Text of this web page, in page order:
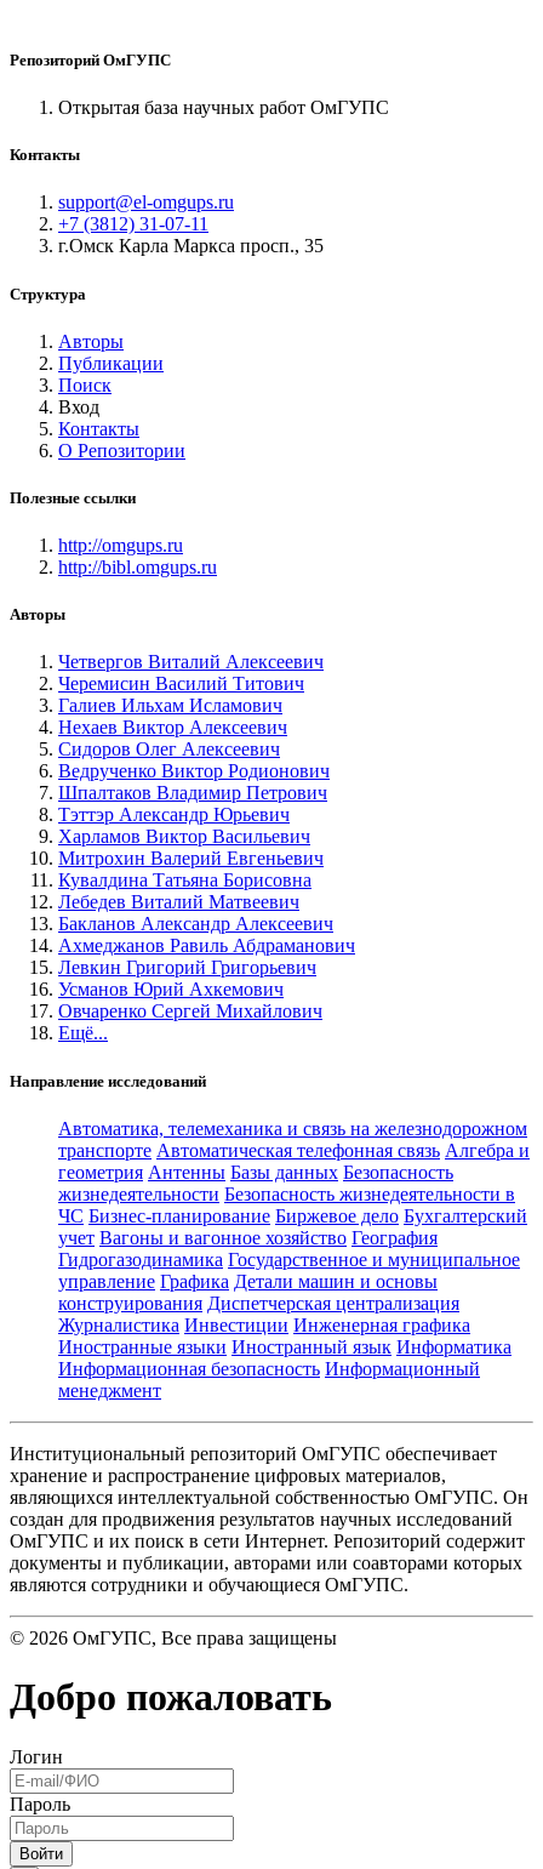
Репозиторий ОмГУПС
Открытая база научных работ ОмГУПС
Контакты
support@el-omgups.ru
+7 (3812) 31-07-11
г.Омск Карла Маркса просп., 35
Структура
Авторы
Публикации
Поиск
Вход
Контакты
О Репозитории
Полезные ссылки
http://omgups.ru
http://bibl.omgups.ru
Авторы
Четвергов Виталий Алексеевич
Черемисин Василий Титович
Галиев Ильхам Исламович
Нехаев Виктор Алексеевич
Сидоров Олег Алексеевич
Ведрученко Виктор Родионович
Шпалтаков Владимир Петрович
Тэттэр Александр Юрьевич
Харламов Виктор Васильевич
Митрохин Валерий Евгеньевич
Кувалдина Татьяна Борисовна
Лебедев Виталий Матвеевич
Бакланов Александр Алексеевич
Ахмеджанов Равиль Абдраманович
Левкин Григорий Григорьевич
Усманов Юрий Ахкемович
Овчаренко Сергей Михайлович
Ещё...
Направление исследований
Автоматика, телемеханика и связь на железнодорожном
транспорте Автоматическая телефонная связь Алгебра и
геометрия Антенны Базы данных Безопасность
жизнедеятельности Безопасность жизнедеятельности в
ЧС Бизнес-планирование Биржевое дело Бухгалтерский
учет Вагоны и вагонное хозяйство География
Гидрогазодинамика Государственное и муниципальное
управление Графика Детали машин и основы
конструирования Диспетчерская централизация
Журналистика Инвестиции Инженерная графика
Иностранные языки Иностранный язык Информатика
Информационная безопасность Информационный
менеджмент
Институциональный репозиторий ОмГУПС обеспечивает
хранение и распространение цифровых материалов,
являющихся интеллектуальной собственностью ОмГУПС. Он
создан для продвижения результатов научных исследований
ОмГУПС и их поиск в сети Интернет. Репозиторий содержит
документы и публикации, авторами или соавторами которых
являются сотрудники и обучающиеся ОмГУПС.
© 2026 ОмГУПС, Все права защищены
Добро пожаловать
Логин
Пароль